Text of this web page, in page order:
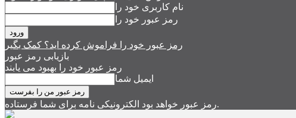
نام کاربری خود را
رمز عبور خود را
رمز عبور خود را فراموش کرده اید؟ کمک بگیر
بازیابی رمز عبور
رمز عبور خود را بهبود می یابند
ایمیل شما
رمز عبور خواهد بود الکترونیکی نامه برای شما فرستاده.